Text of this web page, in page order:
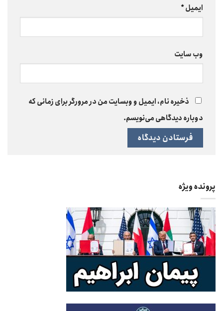
ایمیل*
وب‌ سایت
ذخیره نام، ایمیل و وبسایت من در مرورگر برای زمانی که
دوباره دیدگاهی می‌نویسم.
پرونده ویژه